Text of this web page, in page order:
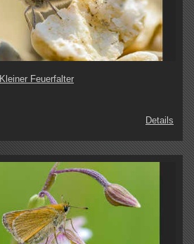
Kleiner Feuerfalter
Details